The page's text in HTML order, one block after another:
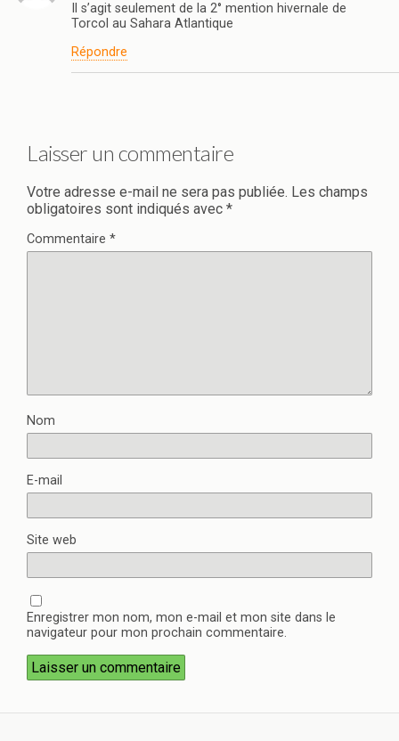
Il s’agit seulement de la 2° mention hivernale de
Torcol au Sahara Atlantique
Répondre
Laisser un commentaire
Votre adresse e-mail ne sera pas publiée. Les champs
obligatoires sont indiqués avec *
Commentaire *
Nom
E-mail
Site web
Enregistrer mon nom, mon e-mail et mon site dans le
navigateur pour mon prochain commentaire.